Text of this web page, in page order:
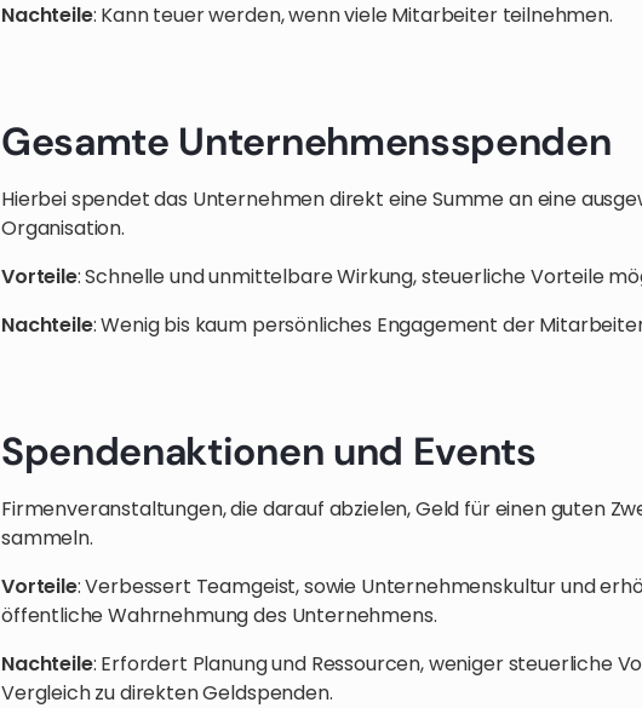
Nachteile: Kann teuer werden, wenn viele Mitarbeiter teilnehmen.
Gesamte Unternehmensspenden
Hierbei spendet das Unternehmen direkt eine Summe an eine
Organisation.
Vorteile: Schnelle und unmittelbare Wirkung, steuerliche Vorteile
Nachteile: Wenig bis kaum persönliches Engagement der
Spendenaktionen und Events
Firmenveranstaltungen, die darauf abzielen, Geld für einen guten
sammeln.
Vorteile: Verbessert Teamgeist, sowie Unternehmenskultur und
öffentliche Wahrnehmung des Unternehmens.
Nachteile: Erfordert Planung und Ressourcen, weniger steuerliche
Vergleich zu direkten Geldspenden.